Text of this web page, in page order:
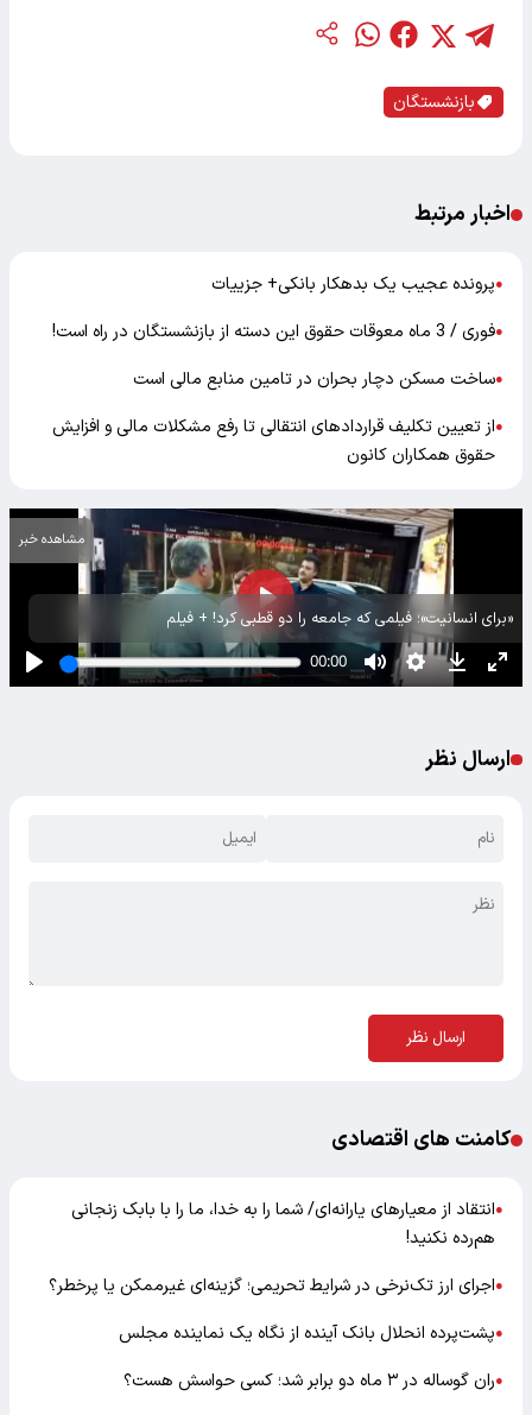
بازنشستگان
اخبار مرتبط
●پرونده عجیب یک بدهکار بانکی+ جزییات
●فوری / 3 ماه معوقات حقوق این دسته از بازنشستگان در راه است!
●ساخت مسکن دچار بحران در تامین منابع مالی است
●از تعیین تکلیف قراردادهای انتقالی تا رفع مشکلات مالی و افزایش
حقوق‌ همکاران کانون
«برای انسانیت»؛ فیلمی که جامعه را دو قطبی کرد! + فیلم
مشاهده خبر
ارسال نظر
ارسال نظر
کامنت های اقتصادی
●انتقاد از معیارهای یارانه‌ای/ شما را به خدا، ما را با بابک زنجانی
هم‌رده نکنید!
●اجرای ارز تک‌نرخی در شرایط تحریمی؛ گزینه‌ای غیرممکن یا پرخطر؟
●پشت‌پرده انحلال بانک آینده از نگاه یک نماینده مجلس
●ران گوساله در ۳ ماه دو برابر شد؛ کسی حواسش هست؟